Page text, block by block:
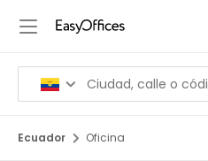
Ecuador Oficina